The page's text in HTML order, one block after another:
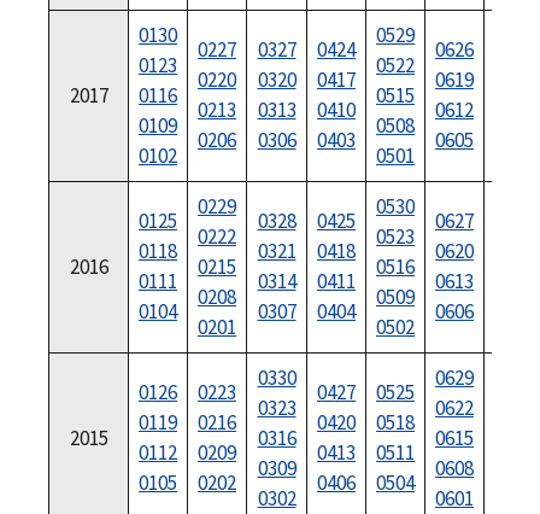
2017
0130
0123
0116
0109
0102
0227
0220
0213
0206
0327
0320
0313
0306
0424
0417
0410
0403
0529
0522
0515
0508
0501
0626
0619
0612
0605
2016
0125
0118
0111
0104
0229
0222
0215
0208
0201
0328
0321
0314
0307
0425
0418
0411
0404
0530
0523
0516
0509
0502
0627
0620
0613
0606
2015
0126
0119
0112
0105
0223
0216
0209
0202
0330
0323
0316
0309
0302
0427
0420
0413
0406
0525
0518
0511
0504
0629
0622
0615
0608
0601